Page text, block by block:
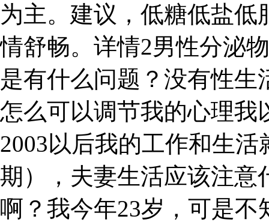
为主。建议，低糖低盐
情舒畅。详情2男性分泌
是有什么问题？没有性生
怎么可以调节我的心理我
2003以后我的工作和生
期），夫妻生活应该注意
啊？我今年23岁，可是